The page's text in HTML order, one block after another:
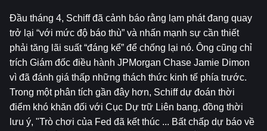
Đầu tháng 4, Schiff đã cảnh báo rằng lạm phát đang quay
trở lại “với mức độ báo thù” và nhấn mạnh sự cần thiết
phải tăng lãi suất “đáng kể” để chống lại nó. Ông cũng chỉ
trích Giám đốc điều hành JPMorgan Chase Jamie Dimon
vì đã đánh giá thấp những thách thức kinh tế phía trước.
Trong một phân tích gần đây hơn, Schiff dự đoán thời
điểm khó khăn đối với Cục Dự trữ Liên bang, đồng thời
lưu ý, "Trò chơi của Fed đã kết thúc ... Bất chấp dự báo về